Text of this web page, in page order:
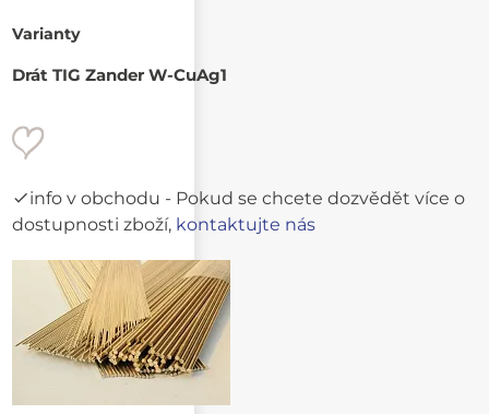
Varianty
Drát TIG Zander W-CuAg1
info v obchodu - Pokud se chcete dozvědět více o
dostupnosti zboží, kontaktujte nás